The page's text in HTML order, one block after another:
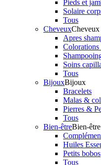
Pieds et
Solaire
Tous
CheveuxCheveux
Apres
Colorations
Soins
Tous
BijouxBijoux
Bracelets
Malas &
Pierres &
Tous
Bien-êtreBien-être
Huiles
Petits bobos
Tous